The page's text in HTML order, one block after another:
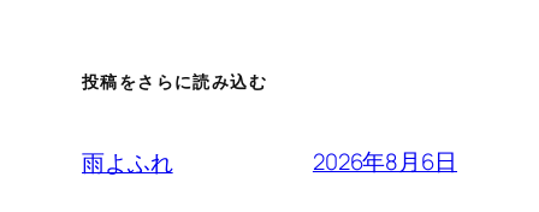
投稿をさらに読み込む
雨よふれ 2026年8月6日